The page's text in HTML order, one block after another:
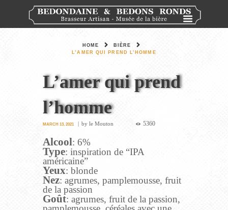
HOME
BIÈRE
L’AMER QUI PREND L’HOMME
L’amer qui prend
l’homme
MARCH 13, 2021 byle Mouton 5360
Alcool: 6%
Type: inspiration de “IPA
américaine”
Yeux: blonde
Nez: agrumes, pamplemousse, fruit
de la passion
Goût: agrumes, fruit de la passion,